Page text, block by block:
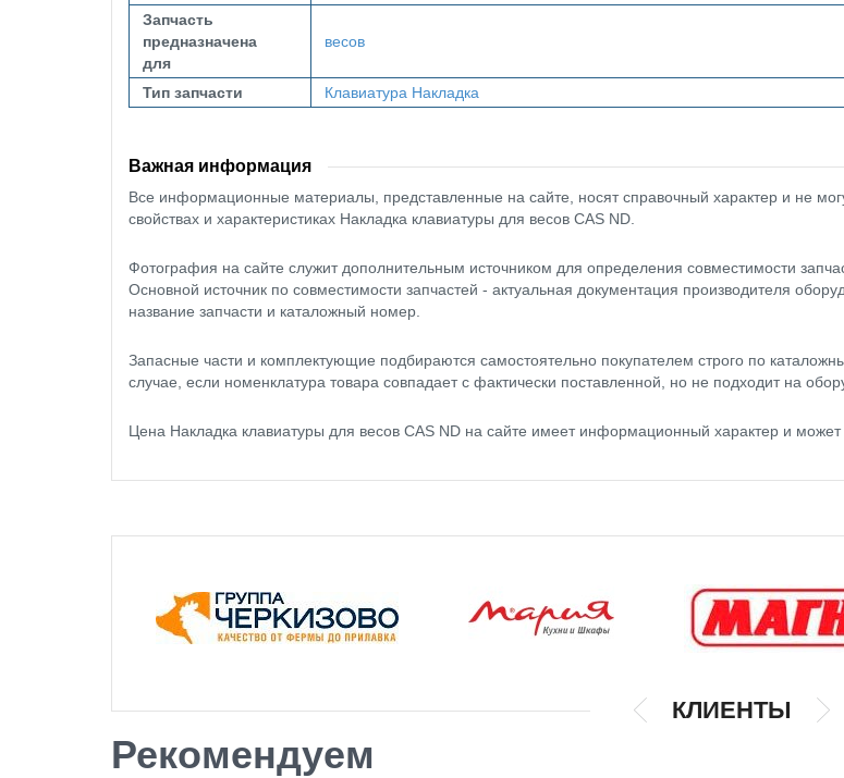
Запчасть
предназначена
для
весов
Тип запчасти Клавиатура Накладка
Важная информация
Все информационные материалы, представленные на сайте, носят справочный характер и не
свойствах и характеристиках Накладка клавиатуры для весов CAS ND.
Фотография на сайте служит дополнительным источником для определения совместимости
Основной источник по совместимости запчастей - актуальная документация производителя
название запчасти и каталожный номер.
Запасные части и комплектующие подбираются самостоятельно покупателем строго по
случае, если номенклатура товара совпадает с фактически поставленной, но не подходит на
Цена Накладка клавиатуры для весов CAS ND на сайте имеет информационный характер и
КЛИЕНТЫ
Рекомендуем